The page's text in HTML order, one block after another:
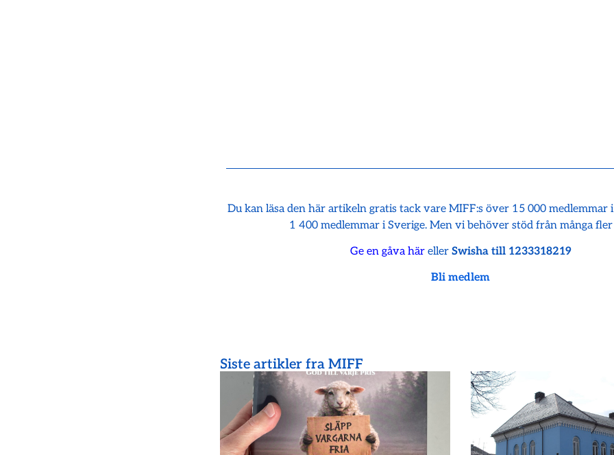
Du kan läsa den här artikeln gratis tack vare MIFF:s över 15 000 medlemmar
1 400 medlemmar i Sverige. Men vi behöver stöd från många
Ge en gåva häreller Swisha till 1233318219
Bli medlem
Siste artikler fra MIFF